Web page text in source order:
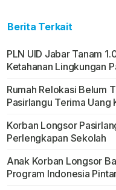
Berita Terkait
PLN UID Jabar Tanam
Ketahanan Lingkungan
Rumah Relokasi Belum
Pasirlangu Terima Uang
Korban Longsor
Perlengkapan Sekolah
Anak Korban Longsor
Program Indonesia